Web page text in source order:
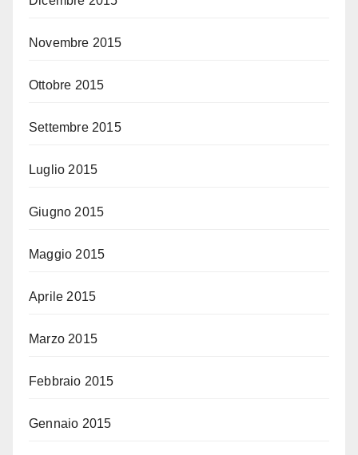
Novembre 2015
Ottobre 2015
Settembre 2015
Luglio 2015
Giugno 2015
Maggio 2015
Aprile 2015
Marzo 2015
Febbraio 2015
Gennaio 2015